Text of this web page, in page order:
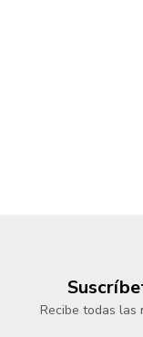
Recibe todas las